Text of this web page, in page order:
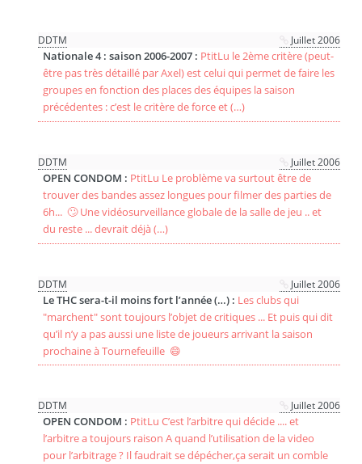
DDTM Juillet 2006
Nationale 4 : saison 2006-2007 : PtitLu le 2ème critère (peut-
être pas très détaillé par Axel) est celui qui permet de faire les
groupes en fonction des places des équipes la saison
précédentes : c’est le critère de force et (…)
DDTM Juillet 2006
OPEN CONDOM : PtitLu Le problème va surtout être de
trouver des bandes assez longues pour filmer des parties de
6h... 🙄 Une vidéosurveillance globale de la salle de jeu .. et
du reste ... devrait déjà (…)
DDTM Juillet 2006
Le THC sera-t-il moins fort l’année (…) : Les clubs qui
"marchent" sont toujours l’objet de critiques ... Et puis qui dit
qu’il n’y a pas aussi une liste de joueurs arrivant la saison
prochaine à Tournefeuille 😄
DDTM Juillet 2006
OPEN CONDOM : PtitLu C’est l’arbitre qui décide .... et
l’arbitre a toujours raison A quand l’utilisation de la video
pour l’arbitrage ? Il faudrait se dépécher,ça serait un comble